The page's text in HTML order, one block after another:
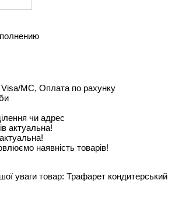
MC, Оплата по рахунку
чи адрес
наявність товарів!
уваги товар: Трафарет кондитерський